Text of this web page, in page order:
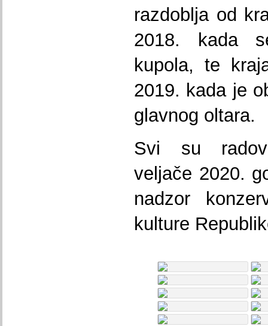
razdoblja od
2018. kada
kupola, te
2019. kada je
glavnog oltara.
Svi su
veljače 2020.
nadzor
kulture